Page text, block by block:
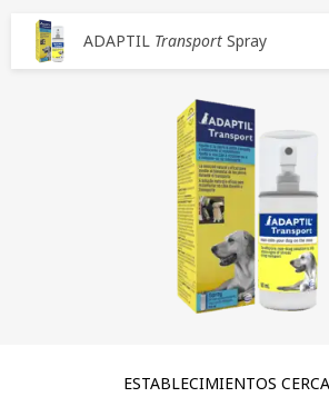
ADAPTIL Transport Spray
ESTABLECIMIENTOS